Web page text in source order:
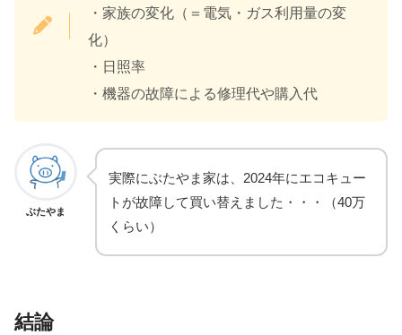
・家族の変化（＝電気・ガス利用量の変
化）
・日照率
・機器の故障による修理代や購入代
ぶたやま
実際にぶたやま家は、2024年にエコキュー
トが故障して買い替えました・・・（40万
くらい）
結論